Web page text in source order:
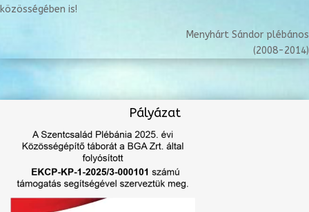
közösségében is!
Menyhárt Sándor plébános
(2008-2014)
Pályázat